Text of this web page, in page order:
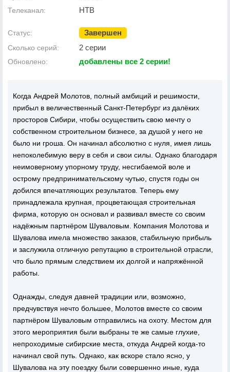
Телеканал: НТВ
Статус: Завершен
Сколько серий: 2 серии
Обновлено: добавлены все 2 серии!
Когда Андрей Молотов, полный амбиций и решимости,
прибыл в величественный Санкт-Петербург из далёких
просторов Сибири, чтобы осуществить свою мечту о
собственном строительном бизнесе, за душой у него не
было ни гроша. Он начинал абсолютно с нуля, имея лишь
непоколебимую веру в себя и свои силы. Однако благодаря
неимоверному упорному труду, несгибаемой воле и
острому предпринимательскому чутью, спустя годы он
добился впечатляющих результатов. Теперь ему
принадлежала крупная, процветающая строительная
фирма, которую он основал и развивал вместе со своим
надёжным партнёром Шуваловым. Компания Молотова и
Шувалова имела множество заказов, стабильную прибыль
и заслужила отличную репутацию в строительной отрасли,
что было прямым следствием их долгой и напряжённой
работы.
Однажды, следуя давней традиции или, возможно,
предчувствуя нечто большее, Молотов вместе со своим
партнёром Шуваловым отправились на охоту. Местом для
этого мероприятия были выбраны те же самые глухие,
непроходимые сибирские места, откуда Андрей когда-то
начинал свой путь. Однако, как вскоре стало ясно, у
Шувалова на эту поездку были совершенно иные, куда